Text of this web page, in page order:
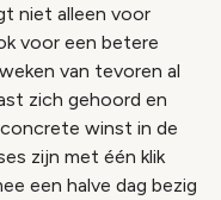
niet alleen voor
voor een betere
van tevoren al
zich gehoord en
winst in de
zijn met één klik
een halve dag bezig